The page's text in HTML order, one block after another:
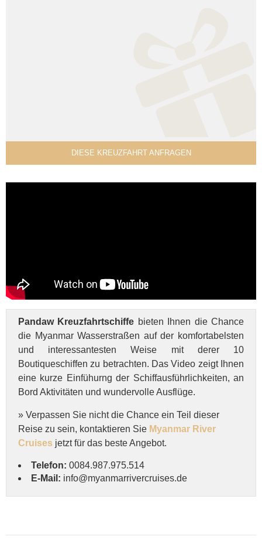
DIESE KREUZFAHRT ANFRAGEN
Pandaw Kreuzfahrtschiffe bieten Ihnen die Chance
die Myanmar Wasserstraßen auf der komfortabelsten
und interessantesten Weise mit derer 10
Boutiqueschiffen zu betrachten. Das Video zeigt Ihnen
eine kurze Einfühurng der Schiffausführlichkeiten, an
Bord Aktivitäten und wundervolle Ausflüge.
» Verpassen Sie nicht die Chance ein Teil dieser
Reise zu sein, kontaktieren Sie Myanmar River
Cruises jetzt für das beste Angebot.
Telefon: 0084.987.975.514
E-Mail: info@myanmarrivercruises.de